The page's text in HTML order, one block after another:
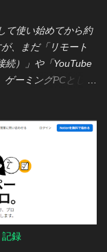
...
を選択しました。
らV（SIMフリーモデ
ーズを踏襲したの
れまでのXperia 1
ないこと。 また、
ころ、Xperiaのデ
魅力 引き続き魅力
としての高い省電力
合が話題になりまし
アになったため、
て使い始めてから約
、まだ「リモート
続）」や「YouTube
ゲーミングPCとして
なので今回は、
ナルファンタジー
HX90G』で
もしてみようと思
ークソフトでの評
ナーレ ベンチマー
クリーン ■測定結
際にベンチマーク中
記録